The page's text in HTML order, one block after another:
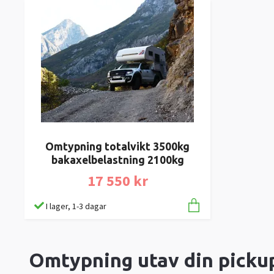
Omtypning totalvikt 3500kg
bakaxelbelastning 2100kg
17 550 kr
I lager, 1-3 dagar
Omtypning utav din